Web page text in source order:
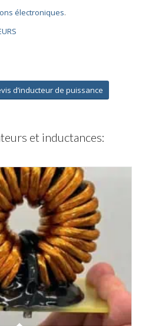
électroniques.
d’inducteur de puissance
et inductances: